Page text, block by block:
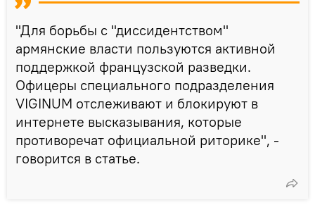
"Для борьбы с "диссидентством"
армянские власти пользуются активной
поддержкой французской разведки.
Офицеры специального подразделения
VIGINUM отслеживают и блокируют в
интернете высказывания, которые
противоречат официальной риторике", -
говорится в статье.